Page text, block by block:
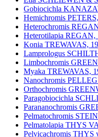
Gobiocichla
Hemichromis
Heterochromis
Heterotilapia REGAN,
Konia TREWAVAS,
Lamprologus
Limbochromis
Myaka TREWAVAS,
Nanochromis
Orthochromis
Paragobiocichla
Parananochromis
Pelmatochromis
Pelmatolapia THYS
Pelvicachromis